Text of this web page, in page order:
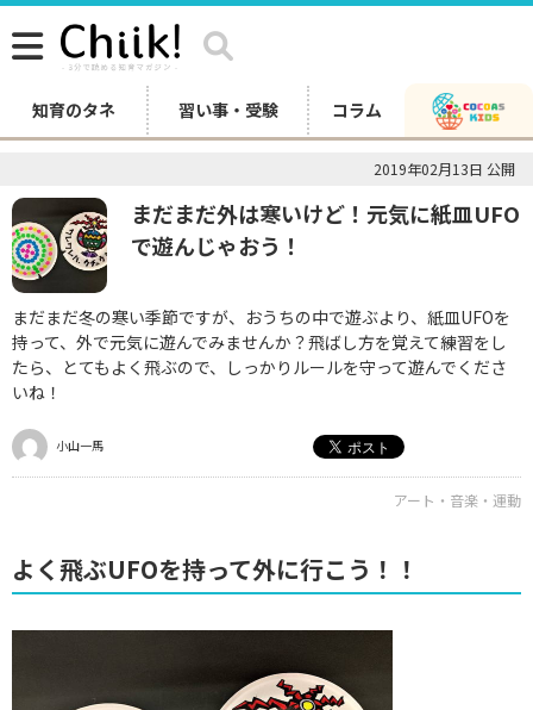
知育のタネ 習い事・受験 コラム
2019年02月13日 公開
まだまだ外は寒いけど！元気に紙皿UFO
で遊んじゃおう！
まだまだ冬の寒い季節ですが、おうちの中で遊ぶより、紙皿UFOを
持って、外で元気に遊んでみませんか？飛ばし方を覚えて練習をし
たら、とてもよく飛ぶので、しっかりルールを守って遊んでくださ
いね！
小山一馬
アート・音楽・運動
よく飛ぶUFOを持って外に行こう！！